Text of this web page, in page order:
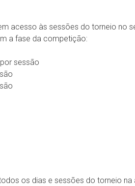
acesso às sessões do torneio no
a fase da competição:
sessão
os dias e sessões do torneio na